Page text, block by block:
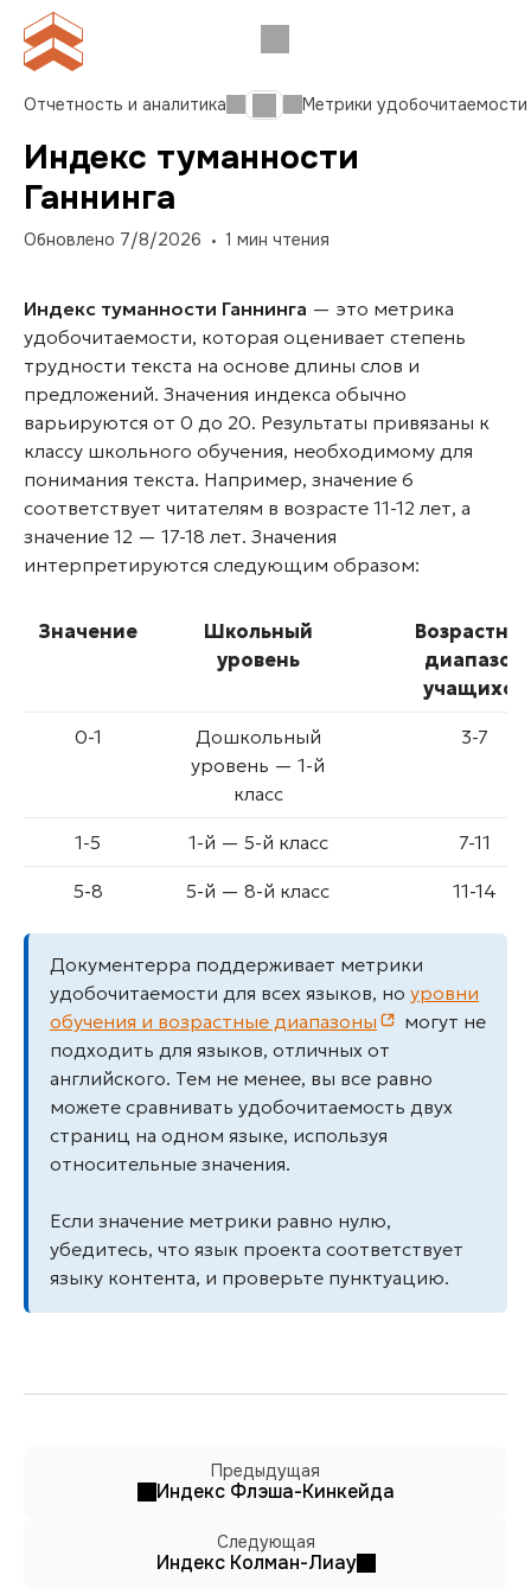
Отчетность и аналитика Метрики удобочитаемости
Индекс туманности
Ганнинга
Обновлено 7/8/2026 1 мин чтения
Индекс туманности Ганнинга — это метрика
удобочитаемости, которая оценивает степень
трудности текста на основе длины слов и
предложений. Значения индекса обычно
варьируются от 0 до 20. Результаты привязаны к
классу школьного обучения, необходимому для
понимания текста. Например, значение 6
соответствует читателям в возрасте 11-12 лет, а
значение 12 — 17-18 лет. Значения
интерпретируются следующим образом:
Значение
Школьный
уровень
диапазон
учащихся
0-1
Дошкольный
уровень — 1-й
класс
3-7
1-5 1-й — 5-й класс 7-11
5-8 5-й — 8-й класс 11-14
8-11 8-й — 11-й класс
11-20 11 класс — колледж 17 и старше
Документерра поддерживает метрики
удобочитаемости для всех языков, но уровни
обучения и возрастные диапазоны
могут не
подходить для языков, отличных от
английского. Тем не менее, вы все равно
можете сравнивать удобочитаемость двух
страниц на одном языке, используя
относительные значения.
Если значение метрики равно нулю,
убедитесь, что язык проекта соответствует
языку контента, и проверьте пунктуацию.
Предыдущая
Индекс Флэша-Кинкейда
Следующая
Индекс Колман-Лиау